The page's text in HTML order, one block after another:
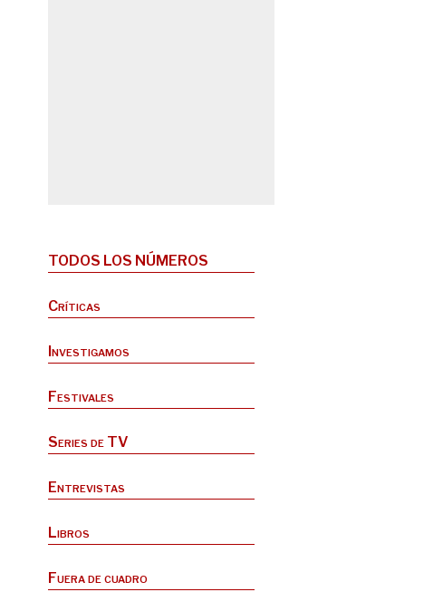
TODOS LOS NÚMEROS
Críticas
Investigamos
Festivales
Series de TV
Entrevistas
Libros
Fuera de cuadro